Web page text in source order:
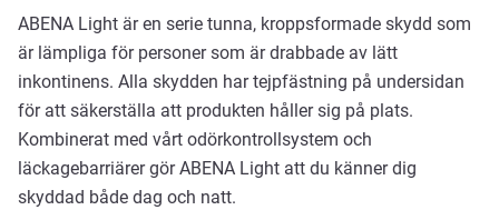
ABENA Light är en serie tunna, kroppsformade skydd som
är lämpliga för personer som är drabbade av lätt
inkontinens. Alla skydden har tejpfästning på undersidan
för att säkerställa att produkten håller sig på plats.
Kombinerat med vårt odörkontrollsystem och
läckagebarriärer gör ABENA Light att du känner dig
skyddad både dag och natt.